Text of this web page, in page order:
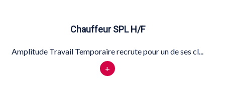
Chauffeur SPL H/F
Amplitude Travail Temporaire recrute pour un de ses cl...
+